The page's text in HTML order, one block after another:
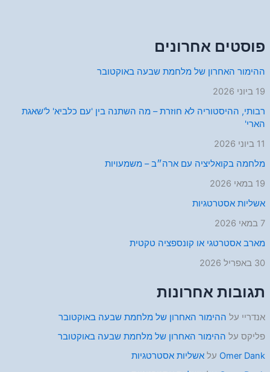
פוסטים אחרונים
ההימור האחרון של מלחמת שבעה באוקטובר
19 ביוני 2026
רבותי, ההיסטוריה לא חוזרת – מה השתנה בין 'עם כלביא' ל'שאגת
הארי'
11 ביוני 2026
מלחמה בקואליציה עם ארה״ב – משמעויות
19 במאי 2026
אשליות אסטרטגיות
7 במאי 2026
מארב אסטרטגי או קונספציה טקטית
30 באפריל 2026
תגובות אחרונות
אנדריי על ההימור האחרון של מלחמת שבעה באוקטובר
פליקסעל ההימור האחרון של מלחמת שבעה באוקטובר
Omer Dank על אשליות אסטרטגיות